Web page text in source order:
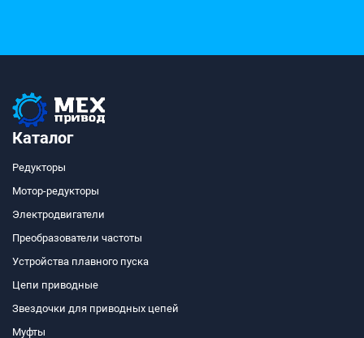
Каталог
Редукторы
Мотор-редукторы
Электродвигатели
Преобразователи частоты
Устройства плавного пуска
Цепи приводные
Звездочки для приводных цепей
Муфты